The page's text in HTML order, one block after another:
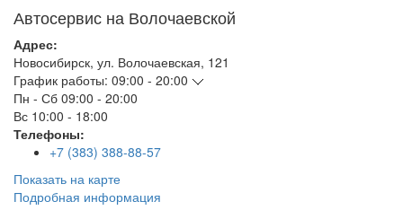
Автосервис на Волочаевской
Адрес:
Новосибирск, ул. Волочаевская, 121
График работы: 09:00 - 20:00
Пн - Сб 09:00 - 20:00
Вс 10:00 - 18:00
Телефоны:
+7 (383) 388-88-57
Показать на карте
Подробная информация